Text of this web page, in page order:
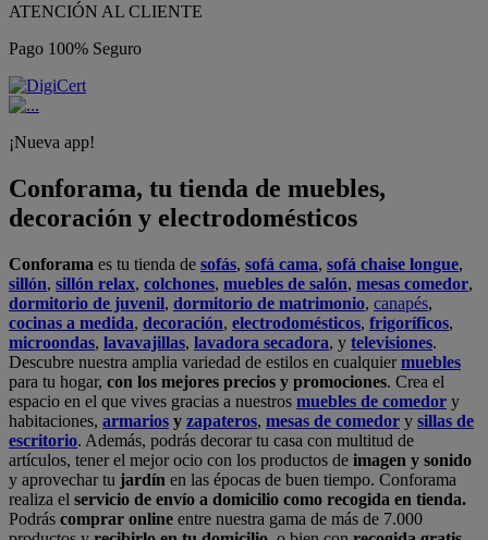
ATENCIÓN AL CLIENTE
Pago 100% Seguro
¡Nueva app!
Conforama, tu tienda de muebles,
decoración y electrodomésticos
Conforama es tu tienda de sofás, sofá cama, sofá chaise longue,
sillón, sillón relax, colchones, muebles de salón, mesas comedor,
dormitorio de juvenil, dormitorio de matrimonio, canapés,
cocinas a medida, decoración, electrodomésticos, frigoríficos,
microondas, lavavajillas, lavadora secadora, y televisiones.
Descubre nuestra amplia variedad de estilos en cualquiermuebles
para tu hogar, con los mejores precios y promociones. Crea el
espacio en el que vives gracias a nuestros muebles de comedor y
habitaciones, armarios y zapateros, mesas de comedor y sillas de
escritorio. Además, podrás decorar tu casa con multitud de
artículos, tener el mejor ocio con los productos de imagen y sonido
y aprovechar tu jardín en las épocas de buen tiempo. Conforama
realiza el servicio de envío a domicilio como recogida en tienda.
Podrás comprar online entre nuestra gama de más de 7.000